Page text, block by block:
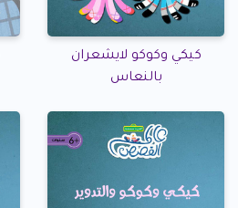
كيكي وكوكو لايشعران
بالنعاس